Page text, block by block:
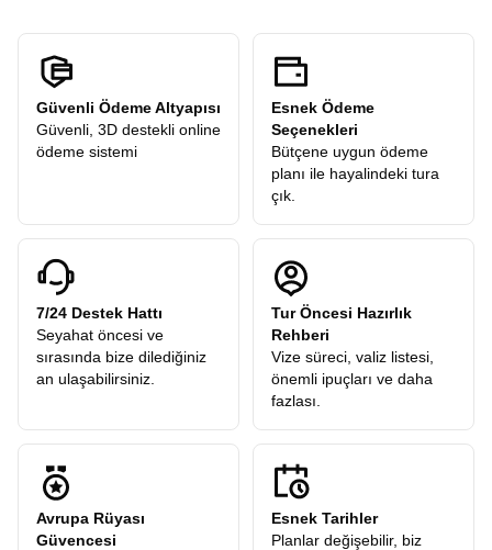
Güvenli Ödeme Altyapısı
Güvenli, 3D destekli online
ödeme sistemi
Esnek Ödeme
Seçenekleri
Bütçene uygun ödeme
planı ile hayalindeki tura
çık.
7/24 Destek Hattı
Seyahat öncesi ve
sırasında bize dilediğiniz
an ulaşabilirsiniz.
Tur Öncesi Hazırlık
Rehberi
Vize süreci, valiz listesi,
önemli ipuçları ve daha
fazlası.
Avrupa Rüyası
Güvencesi
Esnek Tarihler
Planlar değişebilir, biz